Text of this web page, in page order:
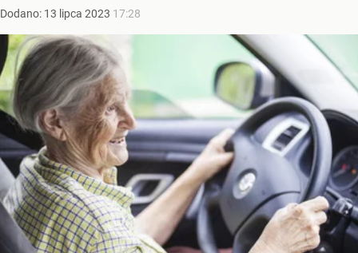
Dodano: 13 lipca 2023 17:28